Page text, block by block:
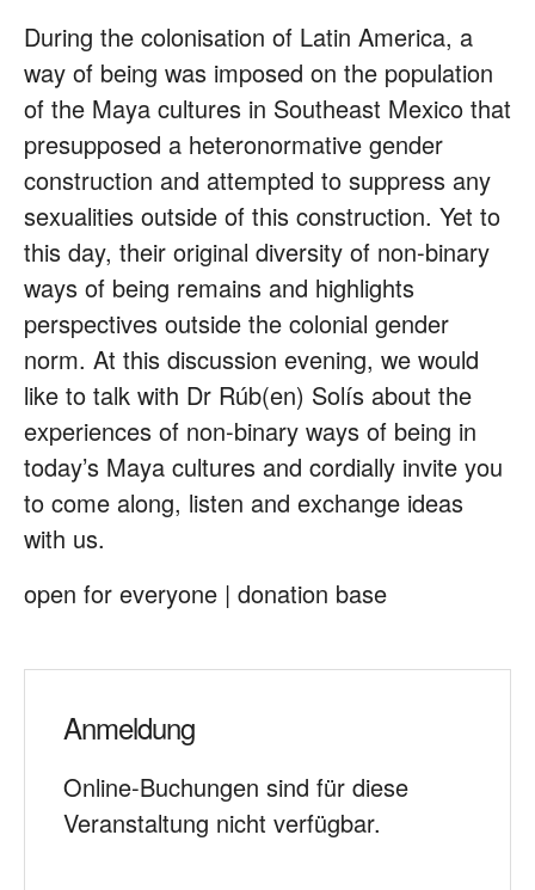
During the colonisation of Latin America, a
way of being was imposed on the population
of the Maya cultures in Southeast Mexico that
presupposed a heteronormative gender
construction and attempted to suppress any
sexualities outside of this construction. Yet to
this day, their original diversity of non-binary
ways of being remains and highlights
perspectives outside the colonial gender
norm. At this discussion evening, we would
like to talk with Dr Rúb(en) Solís about the
experiences of non-binary ways of being in
today’s Maya cultures and cordially invite you
to come along, listen and exchange ideas
with us.
open for everyone | donation base
Anmeldung
Online-Buchungen sind für diese
Veranstaltung nicht verfügbar.